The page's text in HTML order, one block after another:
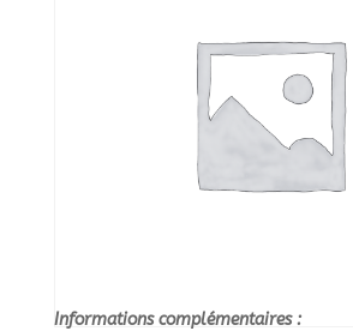
Informations complémentaires :